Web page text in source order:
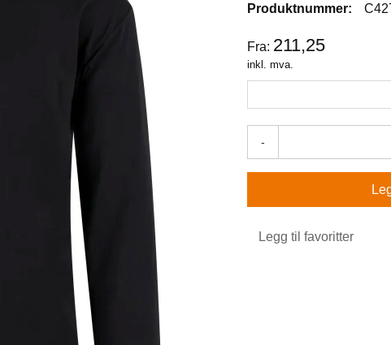
Produktnummer:
Fra: 211,25
inkl. mva.
-
Legg til favoritter